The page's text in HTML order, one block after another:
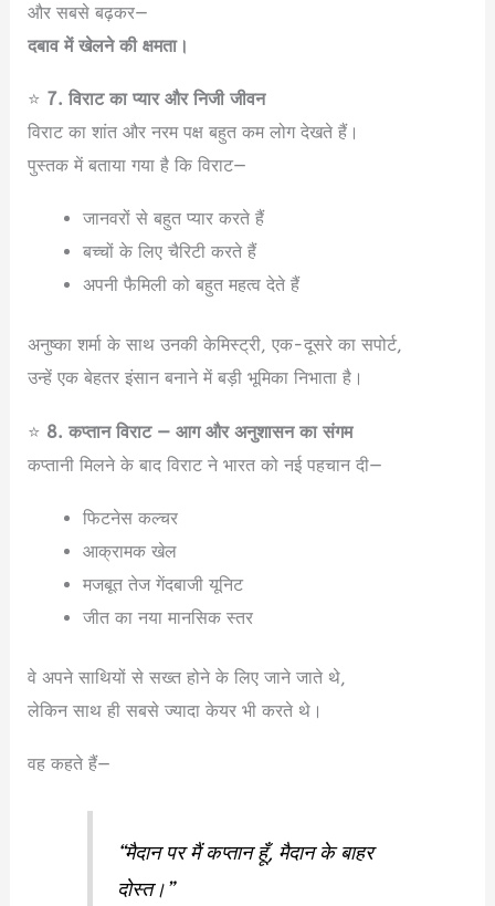
और सबसे बढ़कर—
दबाव में खेलने की क्षमता।
⭐ 7. विराट का प्यार और निजी जीवन
विराट का शांत और नरम पक्ष बहुत कम लोग देखते हैं।
पुस्तक में बताया गया है कि विराट—
जानवरों से बहुत प्यार करते हैं
बच्चों के लिए चैरिटी करते हैं
अपनी फैमिली को बहुत महत्व देते हैं
अनुष्का शर्मा के साथ उनकी केमिस्ट्री, एक-दूसरे का सपोर्ट,
उन्हें एक बेहतर इंसान बनाने में बड़ी भूमिका निभाता है।
⭐ 8. कप्तान विराट — आग और अनुशासन का संगम
कप्तानी मिलने के बाद विराट ने भारत को नई पहचान दी—
फिटनेस कल्चर
आक्रामक खेल
मजबूत तेज गेंदबाजी यूनिट
जीत का नया मानसिक स्तर
वे अपने साथियों से सख्त होने के लिए जाने जाते थे,
लेकिन साथ ही सबसे ज्यादा केयर भी करते थे।
वह कहते हैं—
“मैदान पर मैं कप्तान हूँ, मैदान के बाहर
दोस्त।”